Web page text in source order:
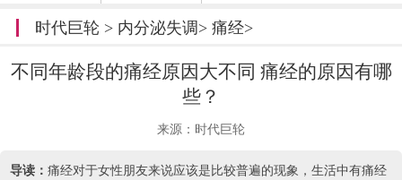
时代巨轮 > 内分泌失调> 痛经>
不同年龄段的痛经原因大不同 痛经的原因有哪
些？
来源：时代巨轮
导读： 痛经对于女性朋友来说应该是比较普遍的现象，生活中有痛经